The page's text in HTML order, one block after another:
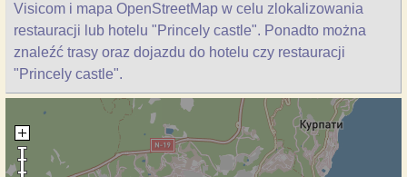
Visicom i mapa OpenStreetMap w celu zlokalizowania
restauracji lub hotelu "Princely castle". Ponadto można
znaleźć trasy oraz dojazdu do hotelu czy restauracji
"Princely castle".